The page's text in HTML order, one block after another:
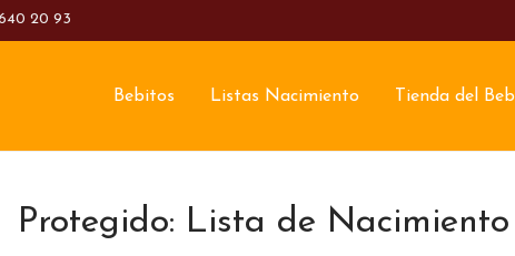
20 93
Bebitos Listas Nacimiento Tienda del
Protegido: Lista de